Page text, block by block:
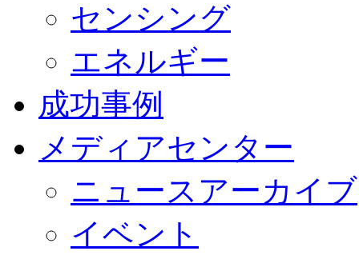
センシング
エネルギー
成功事例
メディアセンター
ニュースアーカイブ
イベント